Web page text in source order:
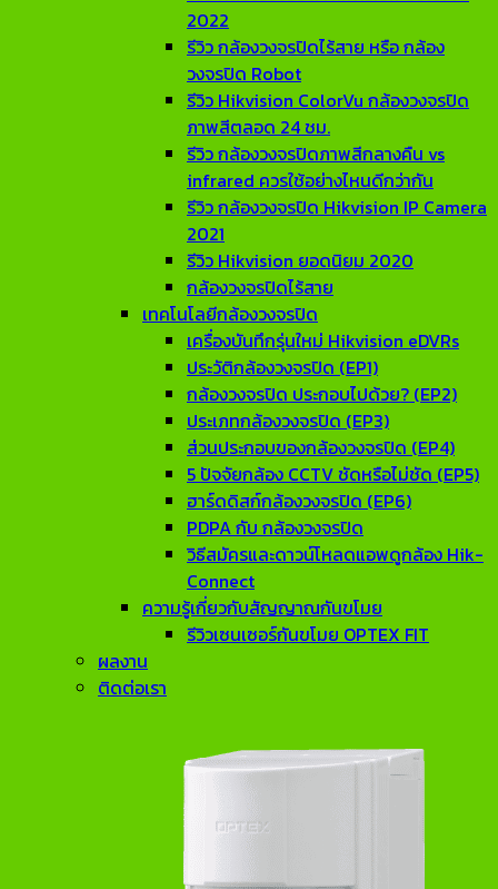
2022
รีวิว กล้องวงจรปิดไร้สาย หรือ กล้อง
วงจรปิด Robot
รีวิว Hikvision ColorVu กล้องวงจรปิด
ภาพสีตลอด 24 ชม.
รีวิว กล้องวงจรปิดภาพสีกลางคืน vs
infrared ควรใช้อย่างไหนดีกว่ากัน
รีวิว กล้องวงจรปิด Hikvision IP Camera
2021
รีวิว Hikvision ยอดนิยม 2020
กล้องวงจรปิดไร้สาย
เทคโนโลยีกล้องวงจรปิด
เครื่องบันทึกรุ่นใหม่ Hikvision eDVRs
ประวัติกล้องวงจรปิด (EP1)
กล้องวงจรปิด ประกอบไปด้วย? (EP2)
ประเภทกล้องวงจรปิด (EP3)
ส่วนประกอบของกล้องวงจรปิด (EP4)
5 ปัจจัยกล้อง CCTV ชัดหรือไม่ชัด (EP5)
ฮาร์ดดิสก์กล้องวงจรปิด (EP6)
PDPA กับ กล้องวงจรปิด
วิธีสมัครและดาวน์โหลดแอพดูกล้อง Hik-
Connect
ความรู้เกี่ยวกับสัญญาณกันขโมย
รีวิวเซนเซอร์กันขโมย OPTEX FIT
ผลงาน
ติดต่อเรา